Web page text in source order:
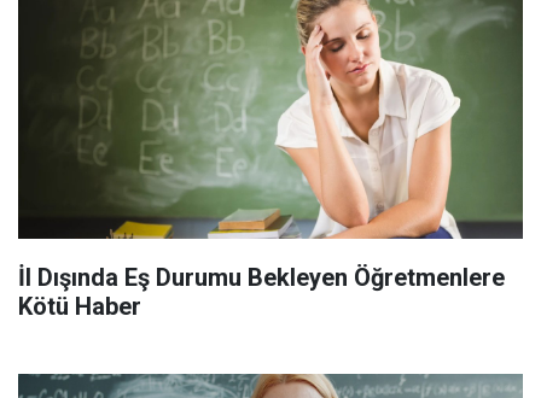
İl Dışında Eş Durumu Bekleyen Öğretmenlere
Kötü Haber